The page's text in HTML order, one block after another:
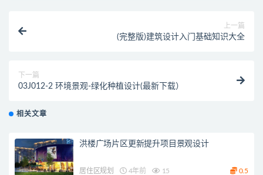
上一篇
(完整版)建筑设计入门基础知识大全
下一篇
03J012-2 环境景观-绿化种植设计(最新下载）
相关文章
洪楼广场片区更新提升项目景观设计
居住区规划 4年前 15 0.5